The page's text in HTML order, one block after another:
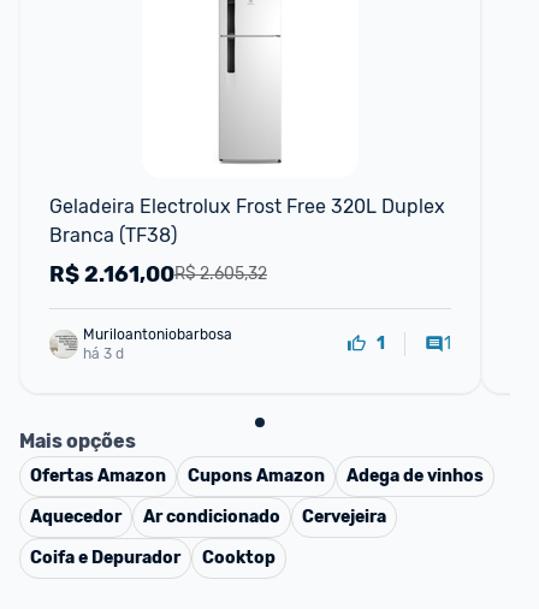
Geladeira Electrolux Frost Free 320L Duplex
Branca (TF38)
R$ 2.605,32
R$2.161,00
Muriloantoniobarbosa
há 3 d
1 1
Mais opções
OfertasAmazon CuponsAmazon
Adega de vinhos
Aquecedor
Ar condicionado
Cervejeira
Coifa e Depurador
Cooktop